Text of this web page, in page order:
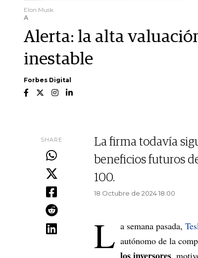
Elon Musk
A
Alerta: la alta
inestable
Forbes Digital
SHARE
La firma todavía
beneficios futuros
100.
18 Octubre de 2024 18.00
L a semana pasada,
autónomo de la